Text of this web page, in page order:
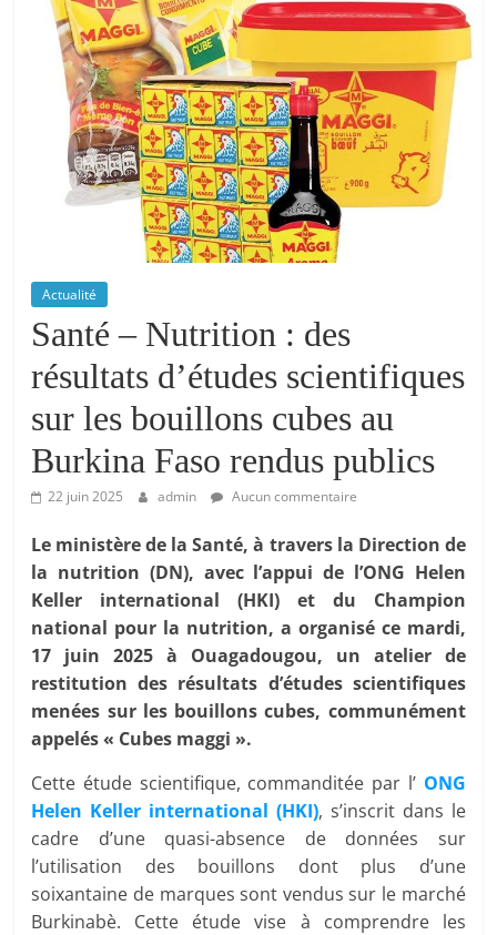
Actualité
Santé – Nutrition : des
résultats d’études scientifiques
sur les bouillons cubes au
Burkina Faso rendus publics
22 juin 2025 admin Aucun commentaire
Le ministère de la Santé, à travers la Direction de
la nutrition (DN), avec l’appui de l’ONG Helen
Keller international (HKI) et du Champion
national pour la nutrition, a organisé ce mardi,
17 juin 2025 à Ouagadougou, un atelier de
restitution des résultats d’études scientifiques
menées sur les bouillons cubes, communément
appelés « Cubes maggi ».
Cette étude scientifique, commanditée par l’ ONG
Helen Keller international (HKI), s’inscrit dans le
cadre d’une quasi-absence de données sur
l’utilisation des bouillons dont plus d’une
soixantaine de marques sont vendus sur le marché
Burkinabè. Cette étude vise à comprendre les